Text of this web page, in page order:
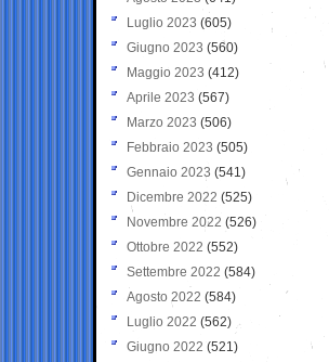
Luglio 2023 (605)
Giugno 2023 (560)
Maggio 2023 (412)
Aprile 2023 (567)
Marzo 2023 (506)
Febbraio 2023 (505)
Gennaio 2023 (541)
Dicembre 2022 (525)
Novembre 2022 (526)
Ottobre 2022 (552)
Settembre 2022 (584)
Agosto 2022 (584)
Luglio 2022 (562)
Giugno 2022 (521)